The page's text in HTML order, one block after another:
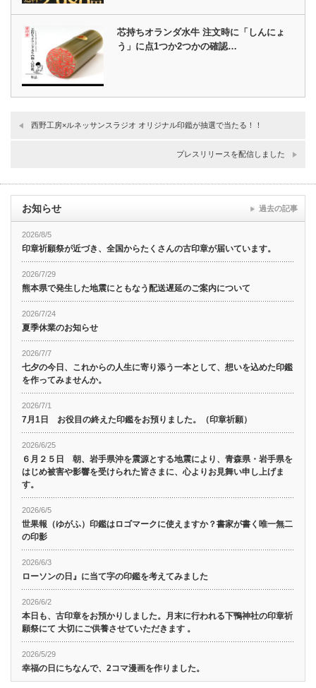
芯持ちオランダ水牛 注文時に「しんにょ
う」に点1つか2つかの確認…
西野工房×ルネッサンスラジオ オリジナル印鑑が抽選で当たる！！
プレスリリースを配信しました
お知らせ
2026/8/5
印章祈願祭が近づき、全国からたくさんの古印章が届いています。
2026/7/29
熊本県で発生した地震にともなう配送遅延のご案内について
2026/7/24
夏季休業のお知らせ
2026/7/7
七夕の今日、これからの人生に寄り添う一本として、想いを込めた印鑑
を作ってみませんか。
2026/7/1
7月1日 お役目の終えた印鑑をお預りました。（印章祈願）
2026/6/25
６月２５日 朝、岩手県沖を震源とする地震により、青森県・岩手県を
はじめ被害や影響を受けられた皆さまに、心よりお見舞い申し上げま
す。
2026/6/5
世果報（ゆがふ）印鑑はロゴマークに使えますか？書家が書く唯一無二
の印影
2026/6/3
ローソンの日』に当て字の印鑑を考えてみました
2026/6/2
本日も、古印章をお預かりしました。月末に行われる下鴨神社の印章祈
願祭にて 大切にご供養させていただきます 。
2026/5/29
幸福の日にちなんで、2コマ漫画を作りました。
過去の記事